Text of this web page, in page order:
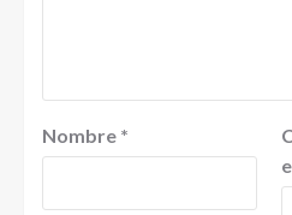
Nombre *